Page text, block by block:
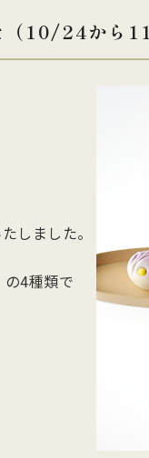
宅用・少量詰合せ
い菓子
。４種類のサイズ展
材を使用
（10/24から
しました。
の4種類で